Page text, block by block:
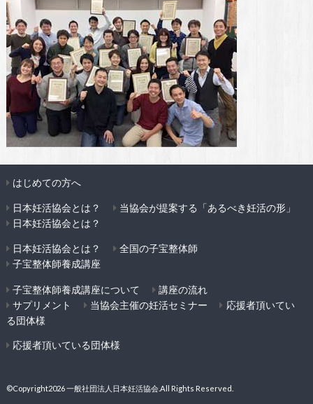
はじめての方へ
日本妊活協会とは？
当協会が提案する「あるべき妊活の形」
日本妊活協会とは？
日本妊活協会とは？
全国の子宝整体師
子宝整体師養成講座
子宝整体師養成講座について
講座の流れ
サプリメント
当協会主催の妊活セミナー
応援者頂いてい
る団体様
応援者頂いている団体様
©Copyright2026一般社団法人日本妊活協会.All Rights Reserved.